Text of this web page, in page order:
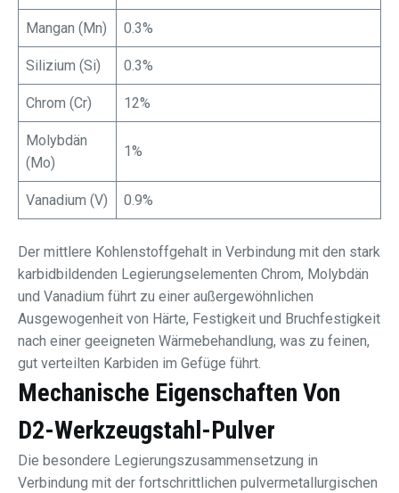
Mangan (Mn) 0.3%
Silizium (Si) 0.3%
Chrom (Cr) 12%
Molybdän
(Mo)
1%
Vanadium (V) 0.9%
Der mittlere Kohlenstoffgehalt in Verbindung mit den stark
karbidbildenden Legierungselementen Chrom, Molybdän
und Vanadium führt zu einer außergewöhnlichen
Ausgewogenheit von Härte, Festigkeit und Bruchfestigkeit
nach einer geeigneten Wärmebehandlung, was zu feinen,
gut verteilten Karbiden im Gefüge führt.
Mechanische Eigenschaften Von
D2-Werkzeugstahl-Pulver
Die besondere Legierungszusammensetzung in
Verbindung mit der fortschrittlichen pulvermetallurgischen